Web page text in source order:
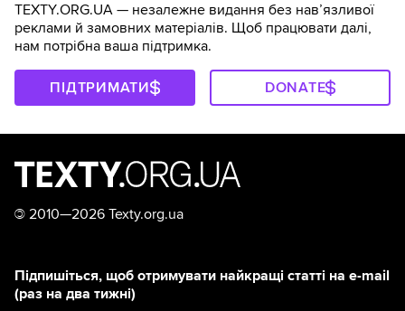
TEXTY.ORG.UA — незалежне видання без навʼязливої
реклами й замовних матеріалів. Щоб працювати далі,
нам потрібна ваша підтримка.
ПІДТРИМАТИ DONATE
© 2010—2026 Texty.org.ua
Підпишіться, щоб отримувати найкращі статті на e-mail
(раз на два тижні)